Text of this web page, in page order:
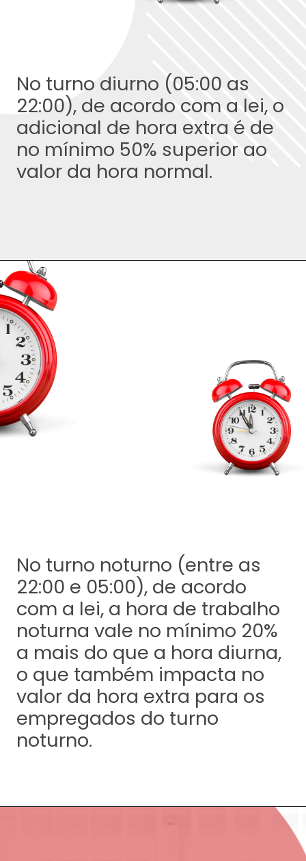
No turno diurno (05:00 as
22:00), de acordo com a lei, o
adicional de hora extra é de
no mínimo 50% superior ao
valor da hora normal.
No turno noturno (entre as
22:00 e 05:00), de acordo
com a lei, a hora de trabalho
noturna vale no mínimo 20%
a mais do que a hora diurna,
o que também impacta no
valor da hora extra para os
empregados do turno
noturno.